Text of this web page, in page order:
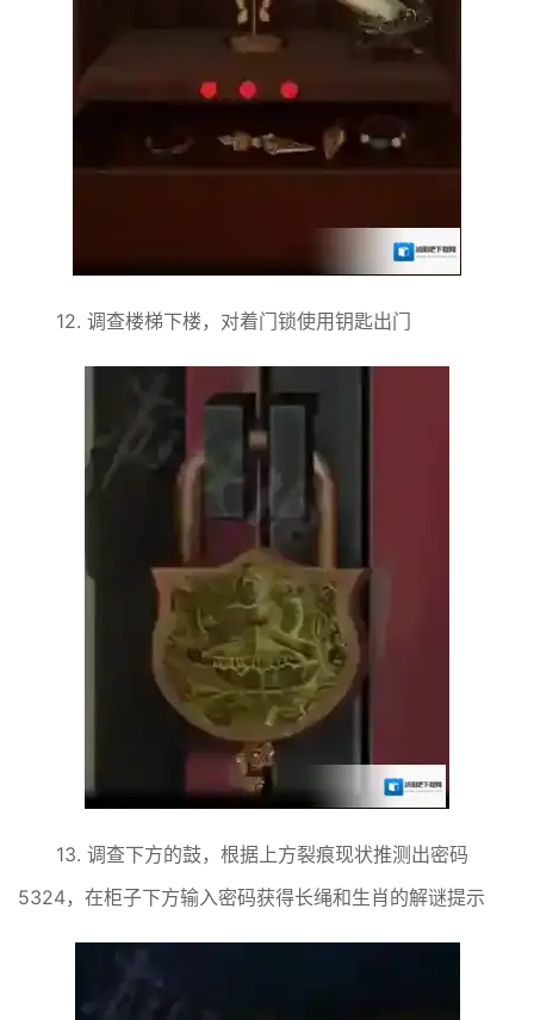
12. 调查楼梯下楼，对着门锁使用钥匙出门
13. 调查下方的鼓，根据上方裂痕现状推测出密码
5324，在柜子下方输入密码获得长绳和生肖的解谜提示